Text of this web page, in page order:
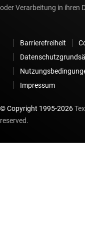
oder Verarbeitung in ihren
Barrierefreiheit
Impressum
© Copyright 1995-2026
reserved.